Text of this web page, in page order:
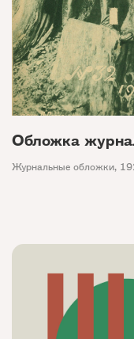
Обложка
Журнальные обложки,